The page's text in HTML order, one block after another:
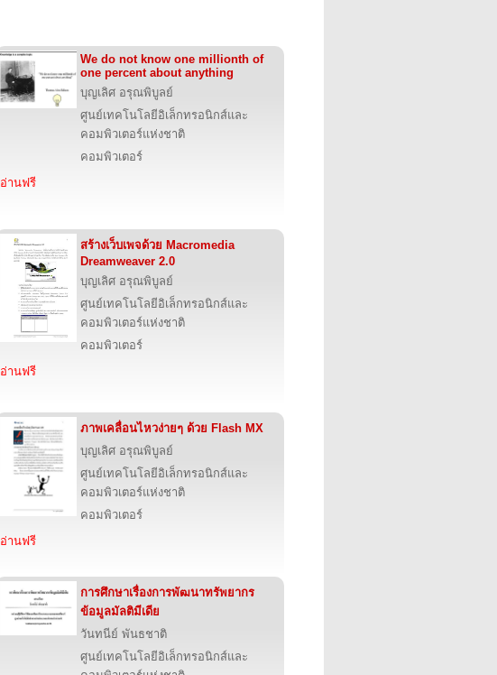
We do not know one millionth of
one percent about anything
บุญเลิศ อรุณพิบูลย์
ศูนย์เทคโนโลยีอิเล็กทรอนิกส์และ
คอมพิวเตอร์แห่งชาติ
คอมพิวเตอร์
อ่านฟรี
สร้างเว็บเพจด้วย Macromedia
Dreamweaver 2.0
บุญเลิศ อรุณพิบูลย์
ศูนย์เทคโนโลยีอิเล็กทรอนิกส์และ
คอมพิวเตอร์แห่งชาติ
คอมพิวเตอร์
อ่านฟรี
ภาพเคลื่อนไหวง่ายๆ ด้วย Flash MX
บุญเลิศ อรุณพิบูลย์
ศูนย์เทคโนโลยีอิเล็กทรอนิกส์และ
คอมพิวเตอร์แห่งชาติ
คอมพิวเตอร์
อ่านฟรี
การศึกษาเรื่องการพัฒนาทรัพยากร
ข้อมูลมัลติมีเดีย
วันทนีย์ พันธชาติ
ศูนย์เทคโนโลยีอิเล็กทรอนิกส์และ